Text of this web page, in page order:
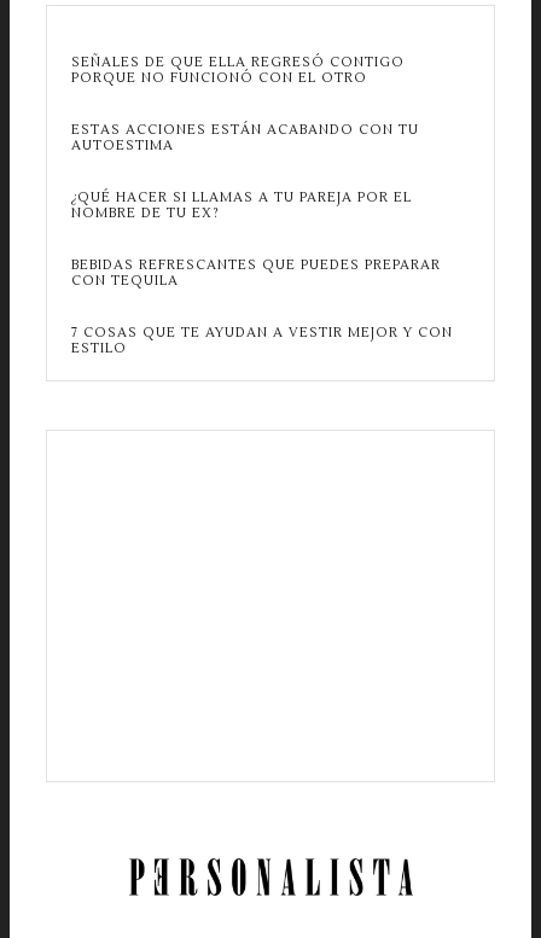
SEÑALES DE QUE ELLA REGRESÓ CONTIGO
PORQUE NO FUNCIONÓ CON EL OTRO
ESTAS ACCIONES ESTÁN ACABANDO CON TU
AUTOESTIMA
¿QUÉ HACER SI LLAMAS A TU PAREJA POR EL
NOMBRE DE TU EX?
BEBIDAS REFRESCANTES QUE PUEDES PREPARAR
CON TEQUILA
7 COSAS QUE TE AYUDAN A VESTIR MEJOR Y CON
ESTILO